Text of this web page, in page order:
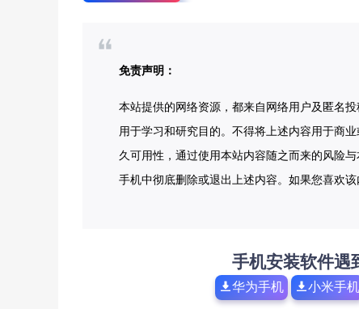
免责声明：
本站提供的网络资源，都来自网络用户及匿名
用于学习和研究目的。不得将上述内容用于商
久可用性，通过使用本站内容随之而来的风险
手机中彻底删除或退出上述内容。如果您喜欢
手机安装软件遇
华为手机 小米手机